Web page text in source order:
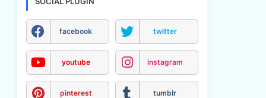
facebook twitter
youtube instagram
pinterest tumblr